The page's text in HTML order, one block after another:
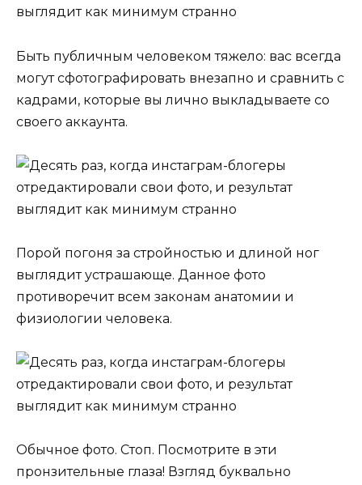
Быть публичным человеком тяжело: вас всегда
могут сфотографировать внезапно и сравнить с
кадрами, которые вы лично выкладываете со
своего аккаунта.
Порой погоня за стройностью и длиной ног
выглядит устрашающе. Данное фото
противоречит всем законам анатомии и
физиологии человека.
Обычное фото. Стоп. Посмотрите в эти
пронзительные глаза! Взгляд буквально